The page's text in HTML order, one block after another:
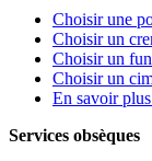
Choisir une
Choisir un
Choisir un
Choisir un
En savoir
Services obsèques